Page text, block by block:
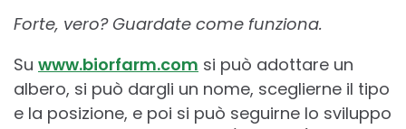
Forte, vero? Guardate come funziona.
Su www.biorfarm.com si può adottare un
albero, si può dargli un nome, sceglierne il tipo
e la posizione, e poi si può seguirne lo sviluppo